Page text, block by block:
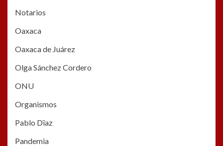
Notarios
Oaxaca
Oaxaca de Juárez
Olga Sánchez Cordero
ONU
Organismos
Pablo Dïaz
Pandemia